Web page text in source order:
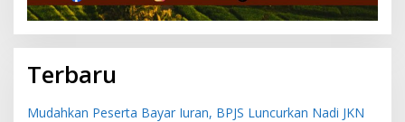
Terbaru
Mudahkan Peserta Bayar Iuran, BPJS Luncurkan Nadi JKN